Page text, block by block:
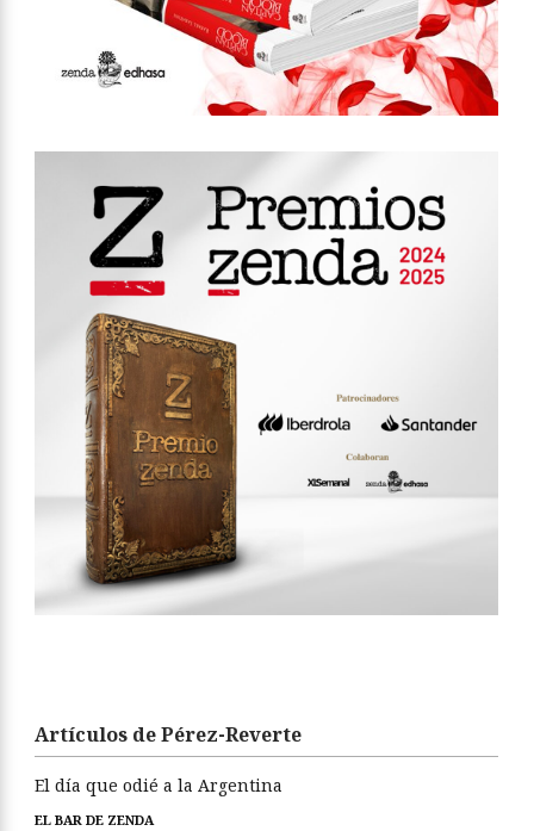
Artículos de Pérez-Reverte
El día que odié a la Argentina
EL BAR DE ZENDA